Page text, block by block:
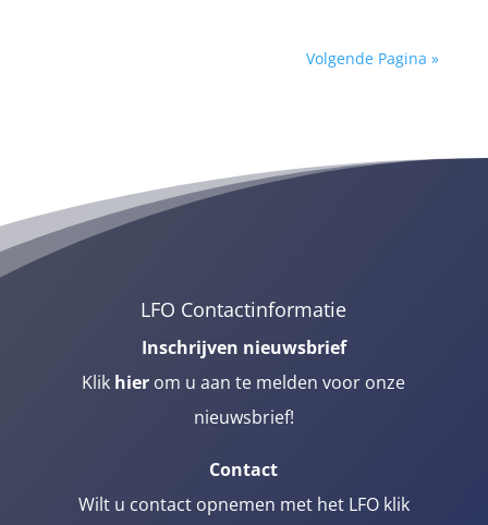
Volgende Pagina »
LFO Contactinformatie
Inschrijven nieuwsbrief
Klik hier om u aan te melden voor onze
nieuwsbrief!
Contact
Wilt u contact opnemen met het LFO klik